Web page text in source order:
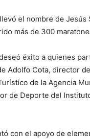
el nombre de
más de 300
éxito a quienes
Adolfo Cota, director
de la Agencia
de Deporte del
con el apoyo de